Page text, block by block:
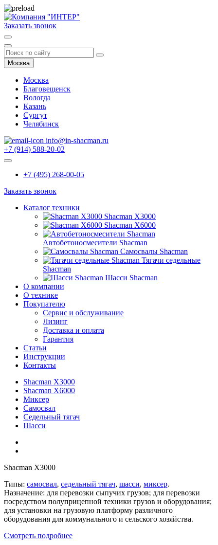
Заказать звонок
Москва
Москва
Благовещенск
Вологда
Казань
Сургут
Челябинск
info@in-shacman.ru
+7 (914) 588-20-02
+7 (495) 268-00-05
Заказать звонок
Каталог техники
Shacman X3000
Shacman X6000
Автобетоносмесители Shacman
Самосвалы Shacman
Тягачи седельные
Shacman
Шасси Shacman
О компании
О технике
Покупателю
Сервис и обслуживание
Лизинг
Доставка и оплата
Гарантия
Статьи
Инструкции
Контакты
Shacman X3000
Shacman X6000
Миксер
Самосвал
Седельный тягач
Шасси
Shacman X3000
Типы: самосвал, седельный тягач, шасси, миксер.
Назначение: для перевозки сыпучих грузов; для перевозки
посредством полуприцепной техники грузов и оборудования;
для установки на грузовую платформу различного
оборудования для коммунального и сельского хозяйства.
Смотреть подробнее